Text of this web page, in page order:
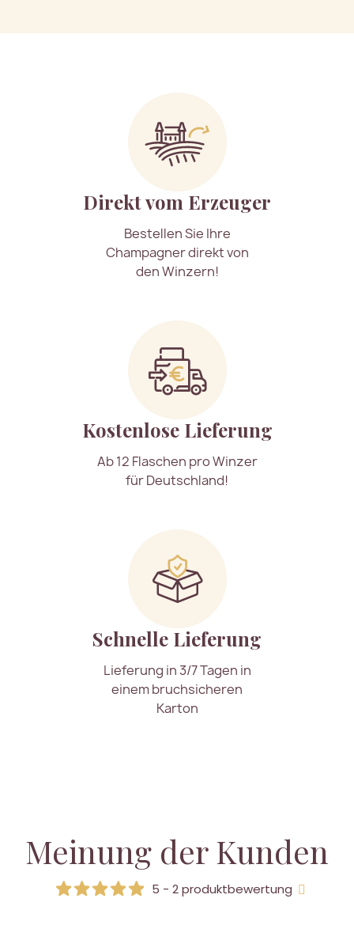
Direkt vom Erzeuger
Bestellen Sie Ihre
Champagner direkt von
den Winzern!
Kostenlose Lieferung
Ab 12 Flaschen pro Winzer
für Deutschland!
Schnelle Lieferung
Lieferung in 3/7 Tagen in
einem bruchsicheren
Karton
Meinung der Kunden
5 - 2 produktbewertung